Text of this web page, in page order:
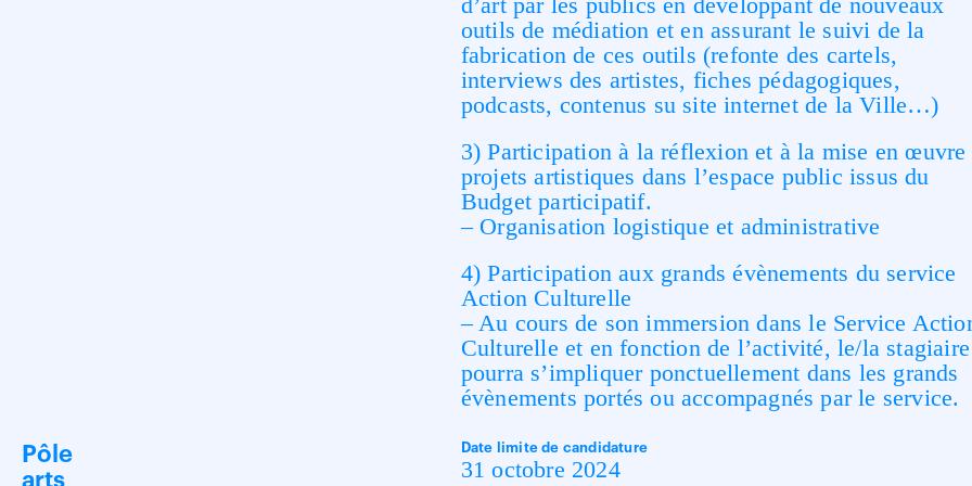
Pôle
arts
outils de médiation et en assurant le suivi de la
fabrication de ces outils (refonte des cartels,
interviews des artistes, fiches pédagogiques,
podcasts, contenus su site internet de la Ville…)
3) Participation à la réflexion et à la mise en œuvre
projets artistiques dans l’espace public issus du
Budget participatif.
– Organisation logistique et administrative
4) Participation aux grands évènements du service
Action Culturelle
– Au cours de son immersion dans le Service
Culturelle et en fonction de l’activité, le/la stagiaire
pourra s’impliquer ponctuellement dans les grands
évènements portés ou accompagnés par le service.
Date limite de candidature
31 octobre 2024